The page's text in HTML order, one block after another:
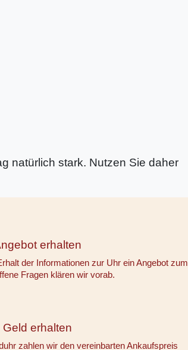
natürlich stark. Nutzen Sie daher
erhalten
der Informationen zur Uhr ein Angebot zum
Fragen klären wir vorab.
Geld erhalten
zahlen wir den vereinbarten Ankaufspreis